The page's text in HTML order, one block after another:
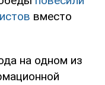
вместо
на одном из